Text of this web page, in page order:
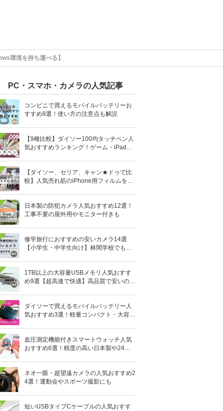
環境を持ち運べる】
PC・スマホ・カメラの人気記事
コンビニで買えるモバイルバッテリーお
すすめ8選！使い方の注意点も解説
【9種比較】ダイソー100均タッチペン人
気おすすめランキング！ゲーム・iPad向
【ダイソー、セリア、キャン★ドゥで比
較】人気売れ筋のiPhone用フィルムを10
日本製の防犯カメラ人気おすすめ12選！
工事不要の屋外用やモニター付きも
修学旅行におすすめの安いカメラ14選
【小学生・中学生向け】林間学校でも活
1TB以上の大容量USBメモリ人気おすす
め9選【超高速で快適】高品質で安いのは
ダイソーで買えるモバイルバッテリー人
気おすすめ3選！軽量コンパクト・大容量
血圧測定機能付きスマートウォッチ人気
おすすめ6選！精度の高い日本製や24時
ネオ一眼・超望遠カメラの人気おすすめ2
4選！運動会やスポーツ撮影にも
短いUSBタイプCケーブルの人気おすす